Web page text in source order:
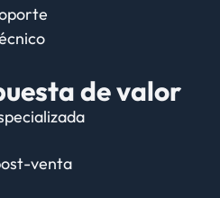
de valor
venta